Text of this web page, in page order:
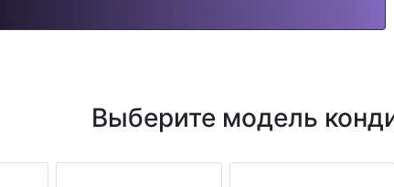
Выберите модель